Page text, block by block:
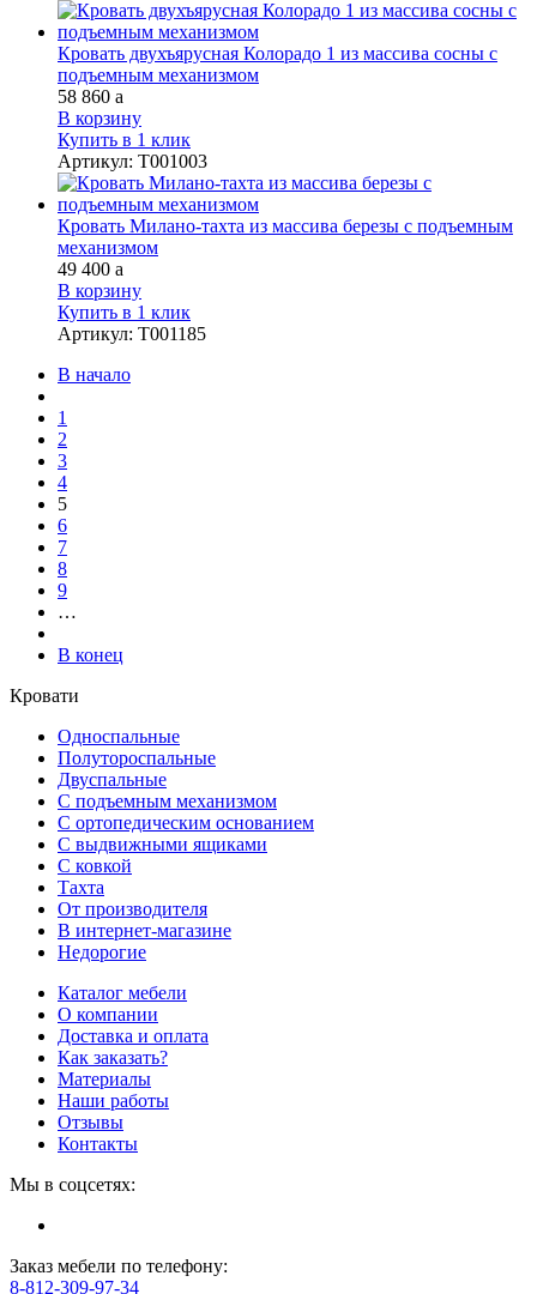
Кровать двухъярусная Колорадо 1 из массива сосны с
подъемным механизмом
58 860 a
В корзину
Купить в 1 клик
Артикул: Т001003
Кровать Милано-тахта из массива березы с подъемным
механизмом
49 400 a
В корзину
Купить в 1 клик
Артикул: Т001185
В начало
1
2
3
4
5
6
7
8
9
…
В конец
Кровати
Односпальные
Полутороспальные
Двуспальные
С подъемным механизмом
С ортопедическим основанием
С выдвижными ящиками
С ковкой
Тахта
От производителя
В интернет-магазине
Недорогие
Каталог мебели
О компании
Доставка и оплата
Как заказать?
Материалы
Наши работы
Отзывы
Контакты
Мы в соцсетях:
Заказ мебели по телефону:
8-812-309-97-34